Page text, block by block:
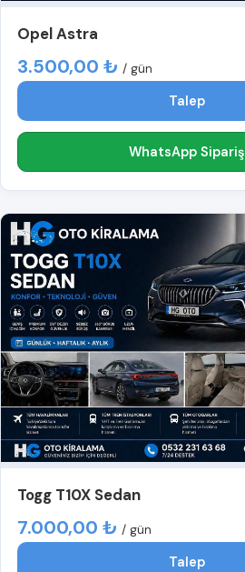
Opel Astra
3.500,00 ₺ / gün
Talep
WhatsApp Sipariş
Togg T10X Sedan
7.000,00 ₺ / gün
Talep